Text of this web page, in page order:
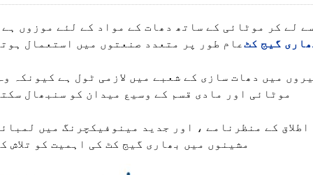
سے لے کر موٹائی کے ساتھ دھات کے مواد کے لئے موزوں ہے
گیج کٹ عام طور پر متعدد صنعتوں میں استعمال
میں دھات سازی کے شعبے میں لازمی ٹول ہے کیونکہ
موٹائی اور مادی قسم کے وسیع میدان کو سنبھال
کے منظرنامے ، اور جدید مینوفیکچرنگ میں
مشینوں میں بھاری گیج کٹ کی اہمیت کو تلاش